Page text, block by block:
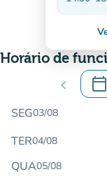
Horário de
chevron_left calendar_today
.
SEG03/08
TER04/08
QUA05/08